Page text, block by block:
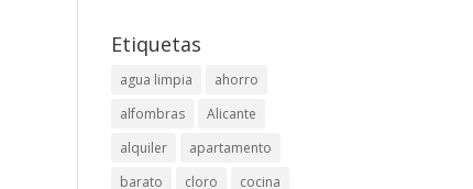
Etiquetas
agua limpia
ahorro
alfombras
Alicante
alquiler
apartamento
barato
cloro
cocina